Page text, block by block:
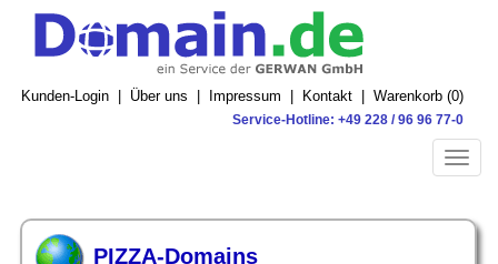
Kunden-Login Über uns Impressum Kontakt Warenkorb (0)
Service-Hotline: +49 228 / 96 96 77-0
Toggle
PIZZA-Domains